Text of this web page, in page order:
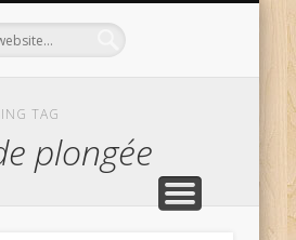
TAG
plongée